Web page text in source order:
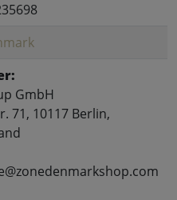
GmbH
71, 10117 Berlin,